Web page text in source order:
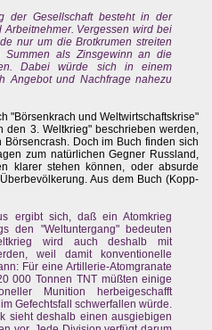
der Gesellschaft besteht in der
Vergessen wird bei
nur um die Brotkrumen streiten
als Zinsgewinn an die
Dabei würde sich in einem
Angebot und Nachfrage nahezu
"Börsenkrach und Weltwirtschaftskrise"
den 3. Weltkrieg" beschrieben werden,
Doch im Buch finden sich
zum natürlichen Gegner Russland,
klarer stehen können, oder absurde
Aus dem Buch (Kopp-
ergibt sich, daß ein Atomkrieg
den "Weltuntergang" bedeuten
wird auch deshalb mit
weil damit konventionelle
Für eine Artillerie-Atomgranate
000 Tonnen TNT müßten einige
Munition herbeigeschafft
Gefechtsfall schwerfallen würde.
sieht deshalb einen ausgiebigen